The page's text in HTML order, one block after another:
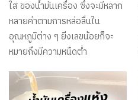
ใส ของน้ำมันเครื่อง ซึ่งจะมีหลาก
หลายค่าตามการหล่อลื่นใน
อุณหภูมิต่าง ๆ ยิ่งเลขน้อยก็จะ
หมายถึงมีความหนืดต่ำ